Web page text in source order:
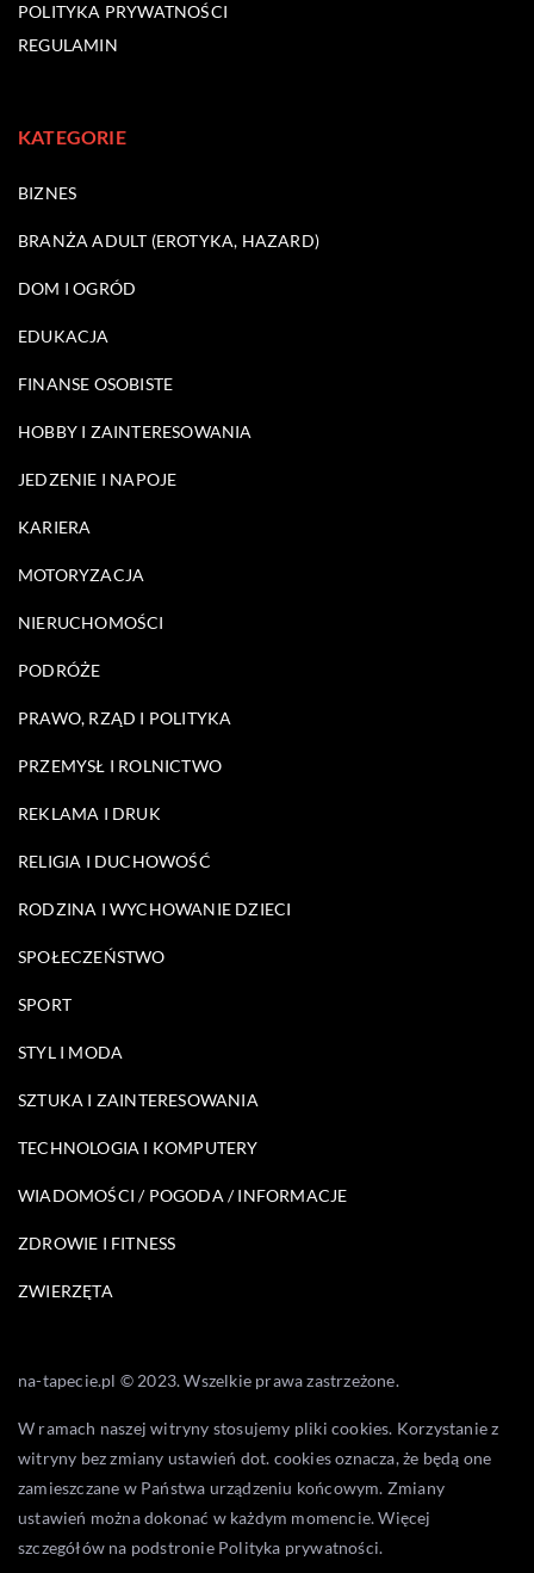
POLITYKA PRYWATNOŚCI
REGULAMIN
KATEGORIE
BIZNES
BRANŻA ADULT (EROTYKA, HAZARD)
DOM I OGRÓD
EDUKACJA
FINANSE OSOBISTE
HOBBY I ZAINTERESOWANIA
JEDZENIE I NAPOJE
KARIERA
MOTORYZACJA
NIERUCHOMOŚCI
PODRÓŻE
PRAWO, RZĄD I POLITYKA
PRZEMYSŁ I ROLNICTWO
REKLAMA I DRUK
RELIGIA I DUCHOWOŚĆ
RODZINA I WYCHOWANIE DZIECI
SPOŁECZEŃSTWO
SPORT
STYL I MODA
SZTUKA I ZAINTERESOWANIA
TECHNOLOGIA I KOMPUTERY
WIADOMOŚCI / POGODA / INFORMACJE
ZDROWIE I FITNESS
ZWIERZĘTA
na-tapecie.pl © 2023. Wszelkie prawa zastrzeżone.
W ramach naszej witryny stosujemy pliki cookies. Korzystanie z
witryny bez zmiany ustawień dot. cookies oznacza, że będą one
zamieszczane w Państwa urządzeniu końcowym. Zmiany
ustawień można dokonać w każdym momencie. Więcej
szczegółów na podstronie Polityka prywatności.